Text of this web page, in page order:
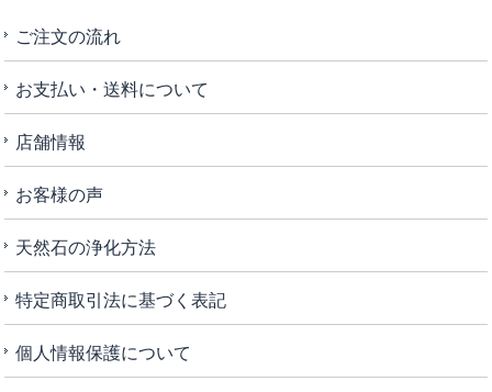
ご注文の流れ
お支払い・送料について
店舗情報
お客様の声
天然石の浄化方法
特定商取引法に基づく表記
個人情報保護について